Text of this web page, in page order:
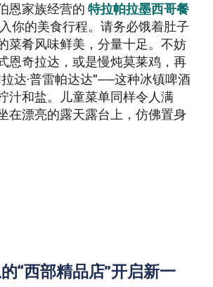
恩家族经营的 特拉帕拉墨西哥餐
你的美食行程。请务必饿着肚子
菜肴风味鲜美，分量十足。不妨
恩奇拉达，或是慢炖莫莱鸡，再
达·普雷帕达达”——这种冰镇啤酒
汁和盐。儿童菜单同样令人满
在漂亮的露天露台上，仿佛置身
“西部精品店”开启新一